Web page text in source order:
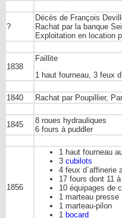
?
Décès de François
Rachat par la banque
Exploitation en location
1838
Faillite
1 haut fourneau, 3 feux
1840 Rachat par Poupillier,
1845
8 roues hydrauliques
6 fours à puddler
1856
1 haut fourneau
3 cubilots
4 feux d´affinerie
17 fours dont 11 à
10 équipages de
1 marteau presse
1 marteau-pilon
1 bocard